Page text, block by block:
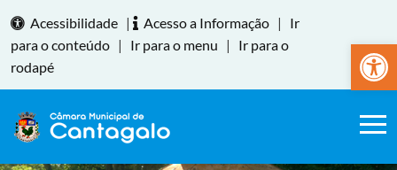
Abrir
Acessibilidade | Acesso a Informação |
Ir
para o conteúdo | Ir para o menu |
Ir para o
rodapé